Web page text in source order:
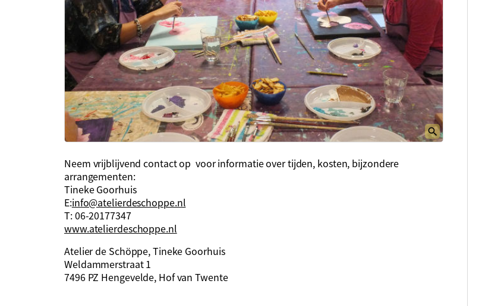
Neem vrijblijvend contact op voor informatie over tijden, kosten, bijzondere
arrangementen:
Tineke Goorhuis
E:info@atelierdeschoppe.nl
T: 06-20177347
www.atelierdeschoppe.nl
Atelier de Schöppe, Tineke Goorhuis
Weldammerstraat 1
7496 PZ Hengevelde, Hof van Twente